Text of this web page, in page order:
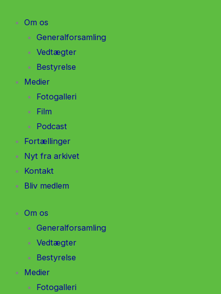
indholdet
Om os
Generalforsamling
Vedtægter
Bestyrelse
Medier
Fotogalleri
Film
Podcast
Fortællinger
Nyt fra arkivet
Kontakt
Bliv medlem
Om os
Generalforsamling
Vedtægter
Bestyrelse
Medier
Fotogalleri